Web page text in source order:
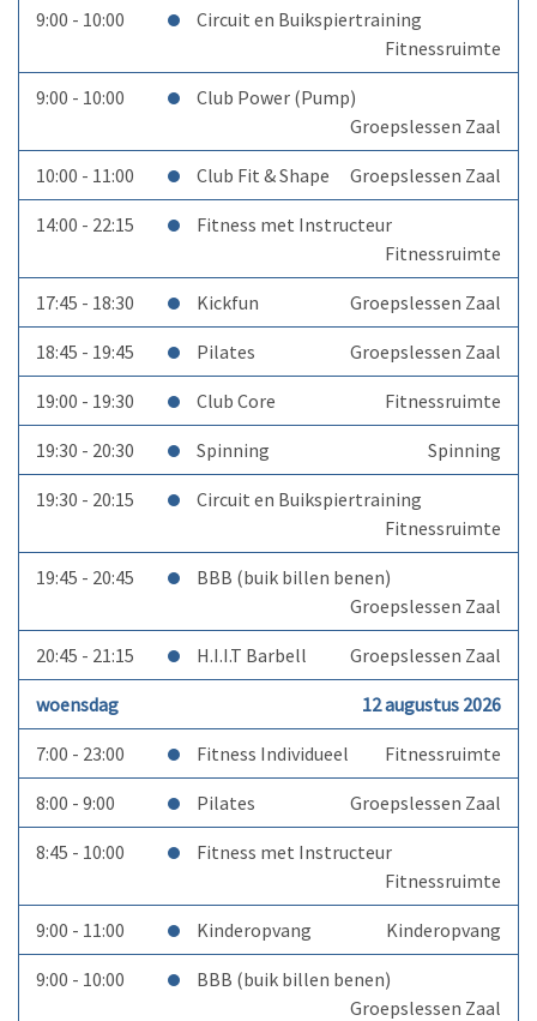
9:00 - 10:00
Circuit en Buikspiertraining
Fitnessruimte
9:00 - 10:00
Club Power (Pump)
Groepslessen Zaal
10:00 - 11:00 Club Fit & Shape Groepslessen Zaal
14:00 - 22:15
Fitness met Instructeur
Fitnessruimte
17:45 - 18:30 Kickfun Groepslessen Zaal
18:45 - 19:45 Pilates Groepslessen Zaal
19:00 - 19:30 Club Core Fitnessruimte
19:30 - 20:30 Spinning Spinning
19:30 - 20:15
Circuit en Buikspiertraining
Fitnessruimte
19:45 - 20:45
BBB (buik billen benen)
Groepslessen Zaal
20:45 - 21:15 H.I.I.T Barbell Groepslessen Zaal
woensdag 12 augustus 2026
7:00 - 23:00 Fitness Individueel Fitnessruimte
8:00 - 9:00 Pilates Groepslessen Zaal
8:45 - 10:00
Fitness met Instructeur
Fitnessruimte
9:00 - 11:00 Kinderopvang Kinderopvang
9:00 - 10:00
BBB (buik billen benen)
Groepslessen Zaal